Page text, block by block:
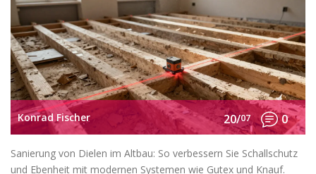
Konrad Fischer 20/07 0
Sanierung von Dielen im Altbau: So verbessern Sie Schallschutz
und Ebenheit mit modernen Systemen wie Gutex und Knauf.